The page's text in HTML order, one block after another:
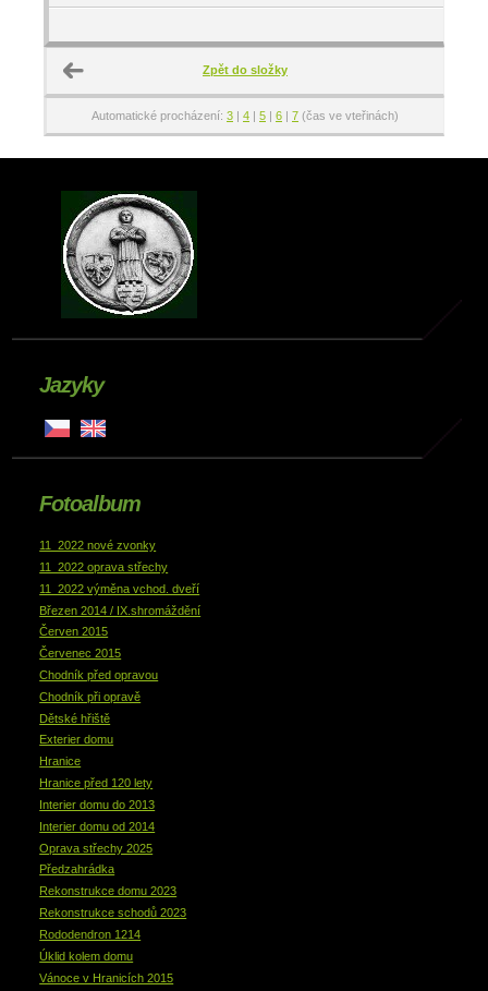
Zpět do složky
Automatické procházení: 3 | 4 | 5 | 6 | 7 (čas ve vteřinách)
Jazyky
Fotoalbum
11_2022 nové zvonky
11_2022 oprava střechy
11_2022 výměna vchod. dveří
Březen 2014 / IX.shromáždění
Červen 2015
Červenec 2015
Chodník před opravou
Chodník při opravě
Dětské hřiště
Exterier domu
Hranice
Hranice před 120 lety
Interier domu do 2013
Interier domu od 2014
Oprava střechy 2025
Předzahrádka
Rekonstrukce domu 2023
Rekonstrukce schodů 2023
Rododendron 1214
Úklid kolem domu
Vánoce v Hranicích 2015